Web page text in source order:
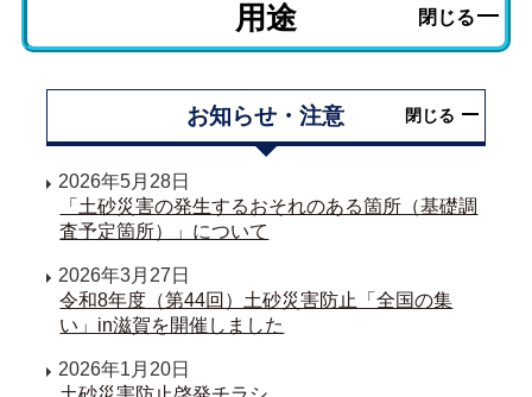
用途 閉じる
お知らせ・注意 閉じる
2026年5月28日
「土砂災害の発生するおそれのある箇所（基礎調
査予定箇所）」について
2026年3月27日
令和8年度（第44回）土砂災害防止「全国の集
い」in滋賀を開催しました
2026年1月20日